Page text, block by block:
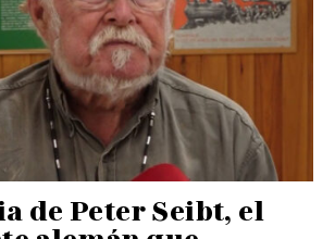
de Peter Seibt, el